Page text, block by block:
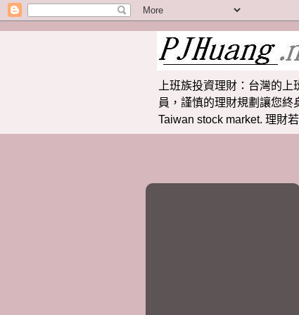
上班族投資理財：台灣的
員，謹慎的理財規劃讓您終
Taiwan stock market. 理財